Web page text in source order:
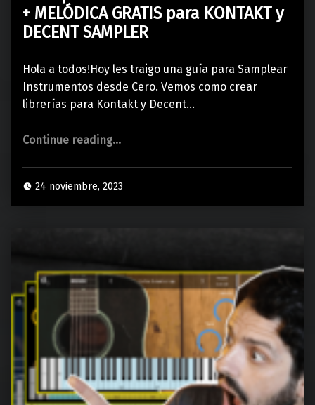
+ MELÓDICA GRATIS para KONTAKT y
DECENT SAMPLER
Hola a todos!Hoy les traigo una guía para Samplear
Instrumentos desde Cero. Vemos como crear
librerías para Kontakt y Decent…
Continue reading“GUÍA para SAMPLEAR INSTRUMENTOS + MELÓDICA GRATIS para KONTAKT y DECENT SAMPLER”
…
24 noviembre, 2023